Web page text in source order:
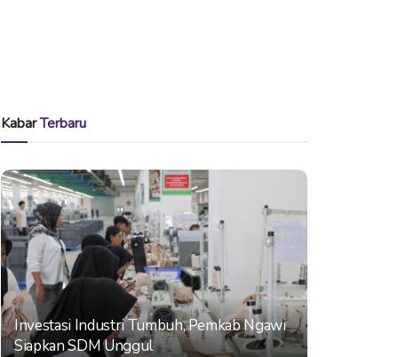
KabarTerbaru
Investasi Industri Tumbuh, Pemkab Ngawi
Siapkan SDM Unggul